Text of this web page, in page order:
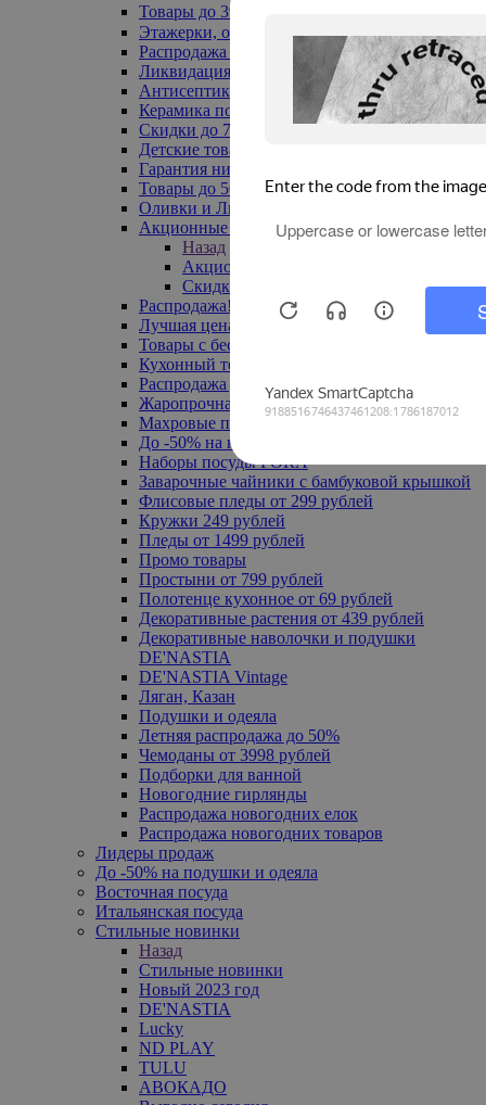
Товары до 399₽
Этажерки, обувницы
Распродажа текстиля до -50%
Ликвидация до -70%
Антисептики
Керамика по 129 руб
Скидки до 70%
Детские товары
Гарантия низкой цены
Товары до 500 руб
Оливки и Лимоны
Акционные товары
Назад
Акционные товары
Скидка 20% по промокоду
Распродажа! Ульяновск до -70%
Лучшая цена
Товары с бесплатной доставкой
Кухонный текстиль
Распродажа до -50%
Жаропрочная посуда
Махровые полотенца
До -50% на ковры
Наборы посуды FORA
Заварочные чайники с бамбуковой крышкой
Флисовые пледы от 299 рублей
Кружки 249 рублей
Пледы от 1499 рублей
Промо товары
Простыни от 799 рублей
Полотенце кухонное от 69 рублей
Декоративные растения от 439 рублей
Декоративные наволочки и подушки
DE'NASTIA
DE'NASTIA Vintage
Ляган, Казан
Подушки и одеяла
Летняя распродажа до 50%
Чемоданы от 3998 рублей
Подборки для ванной
Новогодние гирлянды
Распродажа новогодних елок
Распродажа новогодних товаров
Лидеры продаж
До -50% на подушки и одеяла
Восточная посуда
Итальянская посуда
Стильные новинки
Назад
Стильные новинки
Новый 2023 год
DE'NASTIA
Lucky
ND PLAY
TULU
АВОКАДО